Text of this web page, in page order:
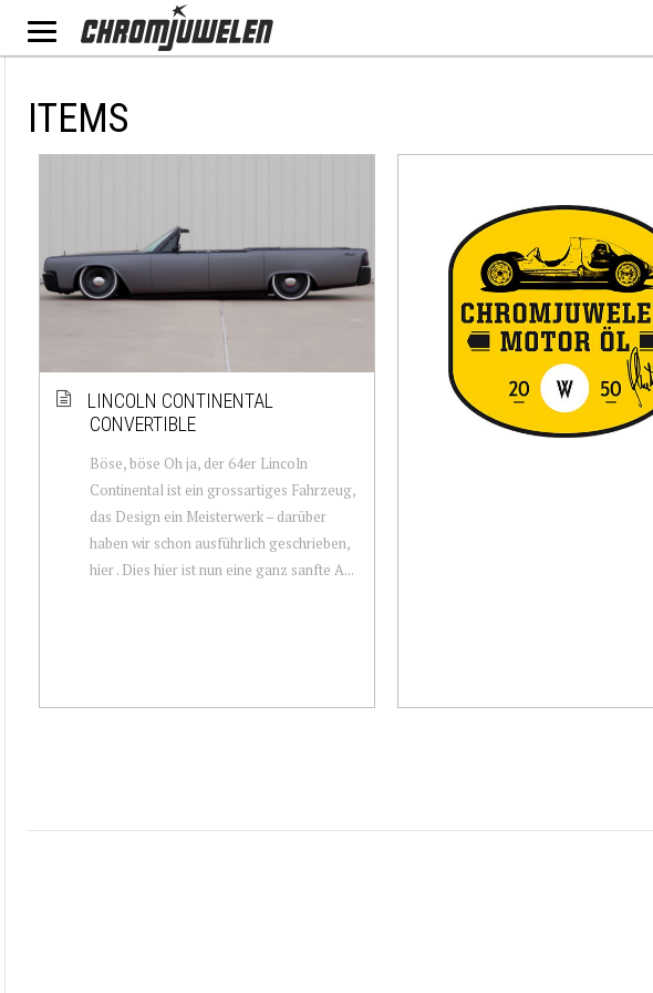
ITEMS
LINCOLN CONTINENTAL
CONVERTIBLE
Böse, böse Oh ja, der 64er Lincoln
Continental ist ein grossartiges Fahrzeug,
das Design ein Meisterwerk – darüber
haben wir schon ausführlich geschrieben,
hier . Dies hier ist nun eine ganz sanfte A...